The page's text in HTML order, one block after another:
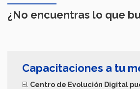
¿No encuentras lo que
Capacitaciones a tu
El Centro de Evolución Digital